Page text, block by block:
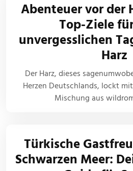
Abenteuer vor der
Top-Ziele
unvergesslichen
Harz
Der Harz, dieses
Herzen Deutschlands, lockt
Mischung aus
Türkische
Schwarzen Meer: